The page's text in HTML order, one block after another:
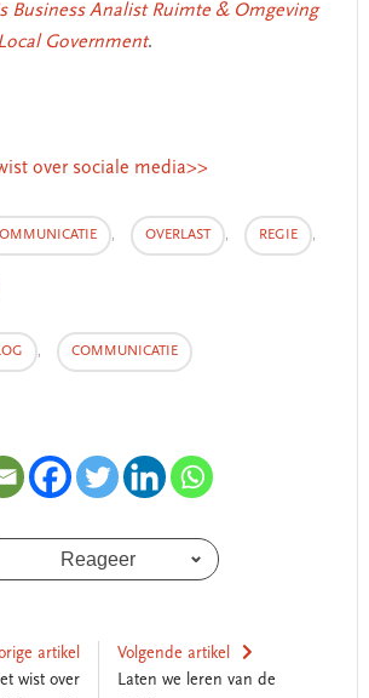
Business Analist Ruimte & Omgeving
Government.
over sociale media>>
, OVERLAST , REGIE ,
, COMMUNICATIE
Reageer
artikel
wist over
Volgende artikel
Laten we leren van de